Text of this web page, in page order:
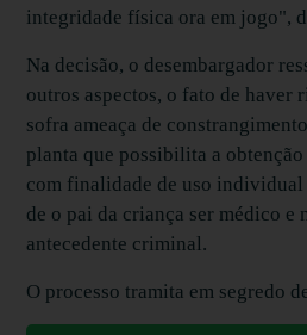
integridade física ora em jogo",
Na decisão, o desembargador
outros aspectos, o fato de haver
sofra ameaça de
planta que possibilita a
com finalidade de uso individual
de o pai da criança ser médico e
antecedente criminal.
O processo tramita em segredo